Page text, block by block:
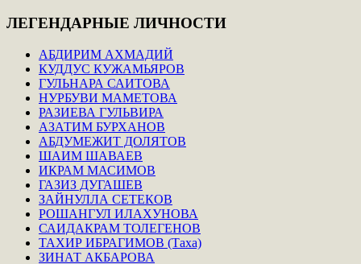
ЛЕГЕНДАРНЫЕ ЛИЧНОСТИ
АБДИРИМ АХМАДИЙ
КУДДУС КУЖАМЬЯРОВ
ГУЛЬНАРА САИТОВА
НУРБУВИ МАМЕТОВА
РАЗИЕВА ГУЛЬВИРА
АЗАТИМ БУРХАНОВ
АБДУМЕЖИТ ДОЛЯТОВ
ШАИМ ШАВАЕВ
ИКРАМ МАСИМОВ
ГАЗИЗ ДУГАШЕВ
ЗАЙНУЛЛА СЕТЕКОВ
РОШАНГУЛ ИЛАХУНОВА
САИДАКРАМ ТОЛЕГЕНОВ
ТАХИР ИБРАГИМОВ (Таха)
ЗИНАТ АКБАРОВА